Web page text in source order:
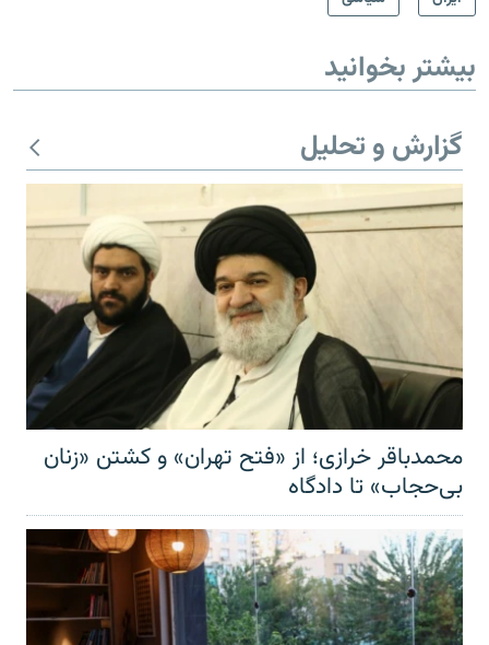
بیشتر بخوانید
گزارش و تحلیل
محمدباقر خرازی؛ از «فتح تهران» و کشتن «زنان
بی‌حجاب» تا دادگاه